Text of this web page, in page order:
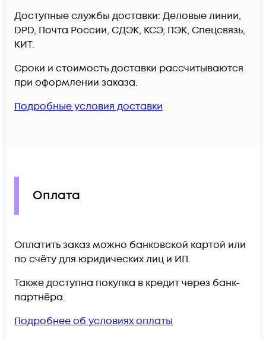
Доступные службы доставки: Деловые линии,
DPD, Почта России, СДЭК, КСЭ, ПЭК, Спецсвязь,
КИТ.
Сроки и стоимость доставки рассчитываются
при оформлении заказа.
Подробные условия доставки
Оплата
Оплатить заказ можно банковской картой или
по счёту для юридических лиц и ИП.
Также доступна покупка в кредит через банк-
партнёра.
Подробнее об условиях оплаты